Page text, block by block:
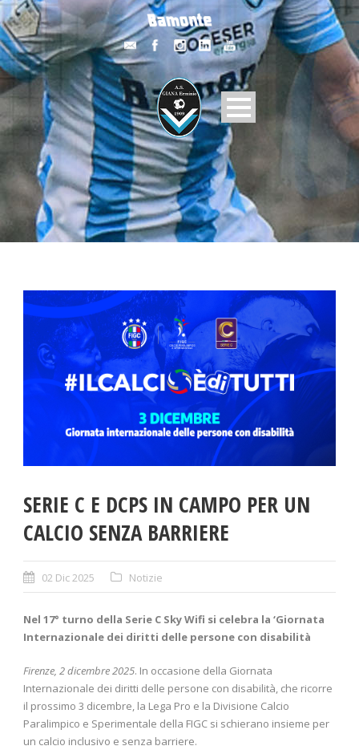
SERIE C E DCPS IN CAMPO PER UN
CALCIO SENZA BARRIERE
02 Dic 2025 Notizie
Nel 17° turno della Serie C Sky Wifi si celebra la ‘Giornata
Internazionale dei diritti delle persone con disabilità
Firenze, 2 dicembre 2025. In occasione della Giornata
Internazionale dei diritti delle persone con disabilità, che ricorre
il prossimo 3 dicembre, la Lega Pro e la Divisione Calcio
Paralimpico e Sperimentale della FIGC si schierano insieme per
un calcio inclusivo e senza barriere.